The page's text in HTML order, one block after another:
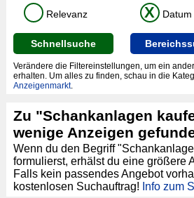
Relevanz
X Datum
Schnellsuche
Verändere die Filtereinstellungen, um ein
erhalten. Um alles zu finden, schau in die
Anzeigenmarkt.
Zu "Schankanlagen
wenige Anzeigen
Wenn du den Begriff
formulierst, erhälst du eine größere
Falls kein passendes Angebot
kostenlosen Suchauftrag! Info zum